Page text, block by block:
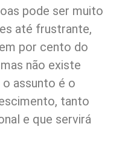
pode ser muito
até frustrante,
por cento do
não existe
assunto é o
tanto
e que servirá